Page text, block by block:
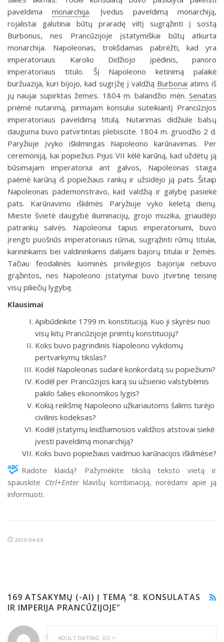
paveldimamonarchija. Įvedus paveldimą monarchiją,
rojalistai galutinai būtų praradę viltį sugrąžinti į sostą
Burbonus, nes Prancūzijoje įstatymiškai būtų atkurta
monarchija. Napoleonas, trokšdamas pabrėžti, kad yra
imperatoriaus Karolio Didžiojo įpėdinis, panoro
imperatoriaus titulo. Šį Napoleono ketinimą palaikė
buržuazija, kuri bijojo, kad sugrįžę į valdžią Burbonai atims iš
jų naujai supirktas žemes. 1804 m. balandžio mėn. Senatas
priėmė nutarimą, pirmajam konsului suteikiantį Prancūzijos
imperatoriaus paveldimą titulą. Nutarimas didžiule balsų
dauguma buvo patvir­tintas plebiscite. 1804 m. gruodžio 2 d.
Paryžiuje įvyko iškilmingas Napoleono karūnavimas. Per
ceremoniją, kai popiežius Pijus VII kėlė karūną, kad uždėtų ją
būsimajam imperatoriui ant galvos, Napoleonas staiga
paėmė karūną iš popiežiaus rankų ir užsidėjo ją pats. Šitaip
Napoleonas pademonstravo, kad valdžią ir galybę pasie­kė
pats. Karūnavimo iškilmės Paryžiuje vyko keletą dienų.
Mieste švietė dau­gybė iliuminacijų, grojo muzika, griaudėjo
patrankų salvės. Napoleonui tapus imperatoriumi, buvo
įrengti puošnūs imperatoriaus rūmai, sugrąžinti rūmų titulai,
karininkams bei valdininkams dalijami bajorų titulai ir žemės.
Tačiau feodalinės luominės privilegijos bajorijai nebuvo
grąžintos, nes Napoleono įstatymai buvo įtvirtinę teisinę
visų piliečių lygybę.
Klausimai
Apibūdinkite 1799 m. konstituciją. Kuo ji skyrėsi nuo
visų kitų Prancūzijoje priimtų konstitucijų?
Koks buvo pagrindinis Napoleono vykdomų
pertvarkymų tikslas?
Kodėl Napoleonas sudarė konkordatą su popiežiumi?
Kodėl per Prancūzijos karą su užsienio valstybėmis
pakilo šalies ekonomikos lygis?
Kokią reikšmę Napoleono užkariautoms šalims turėjo
civilinis kodeksas?
Kodėl įstatymų leidžiamosios valdžios atstovai siekė
įvesti paveldimą monarchiją?
Koks buvo popiežiaus vaidmuo karūnacijos iškilmėse?
Radote klaidą? Pažymėkite tikslią teksto vietą ir
spauskite Ctrl+Enterklavišų kombinaciją, norėdami apie ją
informuoti.
2019-04-04
169 ATSAKYMŲ (-AI) Į TEMĄ "8. KONSULATAS
IR IMPERIJA PRANCŪZIJOJE"
ADULT DATING. GO >